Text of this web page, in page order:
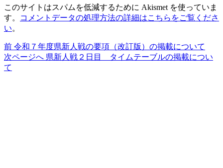
このサイトはスパムを低減するために Akismet を使っていま
す。
コメントデータの処理方法の詳細はこちらをご覧くださ
い。
投
稿
前 前
の
令和７年度県新人戦の要項（改訂版）の掲載について
次ページへ 次
県新人戦２日目 タイムテーブルの掲載につい
て